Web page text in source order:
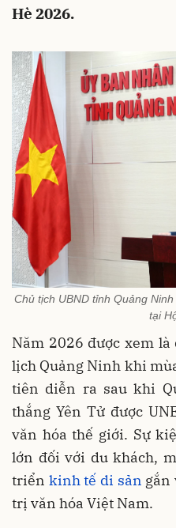
Hè 2026.
Chủ tịch UBND tỉnh Quảng
tại
Năm 2026 được xem
lịch Quảng Ninh khi
tiên diễn ra sau khi
thắng Yên Tử được
văn hóa thế giới. Sự
lớn đối với du khách,
triển kinh tế di sản gắn
trị văn hóa Việt Nam.